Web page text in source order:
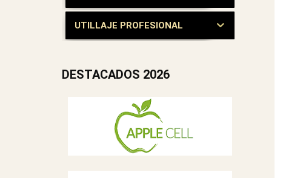
UTILLAJE PROFESIONAL
DESTACADOS 2026